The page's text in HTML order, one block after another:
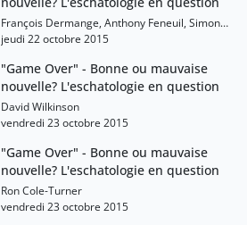
François Dermange, Anthony Feneuil, Simon
Butticaz, Hans-Christoph Askani, Mathias
Wentzel Van Huyssteen, Pierre Bühler, Michael
Burdett, Elochukwu E. Uzukwu, Lexi Eikelboom,
Luc Bulundwe, Christian Cebulj, Mariel
Mazzocco, Lucie Doublet, David Wilkinson,
Theissen, Christian Neddens, Pantelis
Kalaitzidis, Andreas Losch, Christiane Tietz,
Stefan Beyerle, David Hamidovic, Michael
Wolter, Philip Ziegler, Vincent Delecroix, Jean
Zizioulas
jeudi 22 octobre 2015
"Game Over" - Bonne ou mauvaise
nouvelle? L'eschatologie en question
David Wilkinson
vendredi 23 octobre 2015
"Game Over" - Bonne ou mauvaise
nouvelle? L'eschatologie en question
Ron Cole-Turner
vendredi 23 octobre 2015